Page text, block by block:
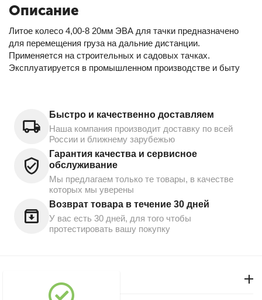
Описание
Литое колесо 4,00-8 20мм ЭВА для тачки предназначено
для перемещения груза на дальние дистанции.
Применяется на строительных и садовых тачках.
Эксплуатируется в промышленном производстве и быту
Быстро и качественно доставляем
Наша компания производит доставку по всей
России и ближнему зарубежью
Гарантия качества и сервисное
обслуживание
Мы предлагаем только те товары, в качестве
которых мы уверены
Возврат товара в течение 30 дней
У вас есть 30 дней, для того чтобы
протестировать вашу покупку